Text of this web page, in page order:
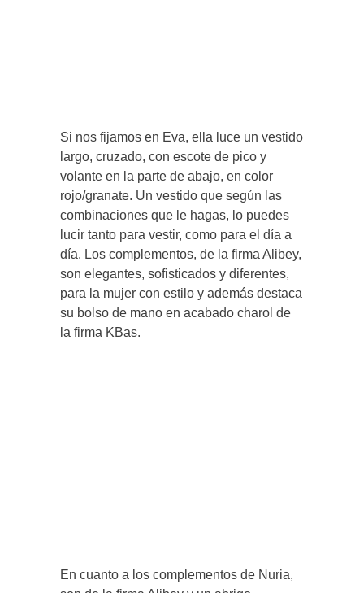
Si nos fijamos en Eva, ella luce un vestido
largo, cruzado, con escote de pico y
volante en la parte de abajo, en color
rojo/granate. Un vestido que según las
combinaciones que le hagas, lo puedes
lucir tanto para vestir, como para el día a
día. Los complementos, de la firma Alibey,
son elegantes, sofisticados y diferentes,
para la mujer con estilo y además destaca
su bolso de mano en acabado charol de
la firma KBas.
En cuanto a los complementos de Nuria,